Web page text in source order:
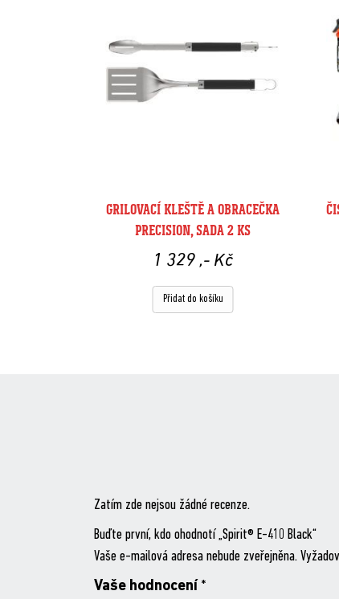
GRILOVACÍ KLEŠTĚ A OBRACEČKA
PRECISION, SADA 2 KS
1 329,- Kč
Přidat do košíku
Zatím zde nejsou žádné recenze.
Buďte první, kdo ohodnotí „Spirit® E-410 Black“
Vaše e-mailová adresa nebude zveřejněna.
Vaše hodnocení *